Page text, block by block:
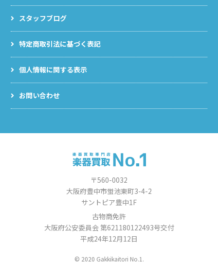
スタッフブログ
特定商取引法に基づく表記
個人情報に関する表示
お問い合わせ
〒560-0032
大阪府豊中市蛍池東町3-4-2
サントピア豊中1F
古物商免許
大阪府公安委員会 第621180122493号交付
平成24年12月12日
© 2020 Gakkikaitori No.1.